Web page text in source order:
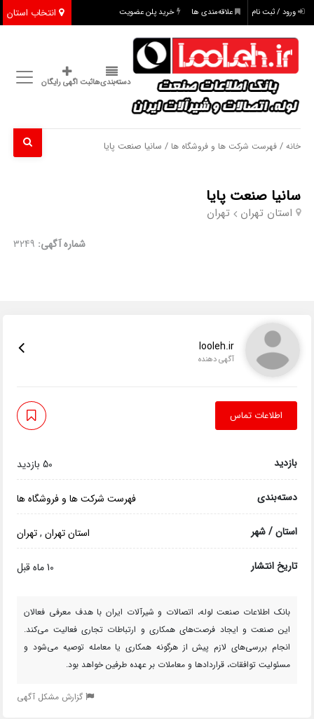
انتخاب استان ورود / ثبت نام علاقه‌مندی ها خرید پلن عضویت
دسته‌بندی‌هاثبت اگهی رایگان
خانه /فهرست شرکت ها و فروشگاه ها / سانیا صنعت پایا
سانیا صنعت پایا
استان تهران تهران
شماره آگهی: 3249
looleh.ir
آگهی دهنده
اطلاعات تماس
بازدید 50 بازدید
دسته‌بندی فهرست شرکت ها و فروشگاه ها
استان / شهر استان تهران,تهران
تاریخ انتشار 10 ماه قبل
بانک اطلاعات صنعت لوله، اتصالات و شیرآلات ایران با هدف معرفی فعالان
این صنعت و ایجاد فرصت‌های همکاری و ارتباطات تجاری فعالیت می‌کند.
انجام بررسی‌های لازم پیش از هرگونه همکاری یا معامله توصیه می‌شود و
مسئولیت توافقات، قراردادها و معاملات بر عهده طرفین خواهد بود.
گزارش مشکل آگهی